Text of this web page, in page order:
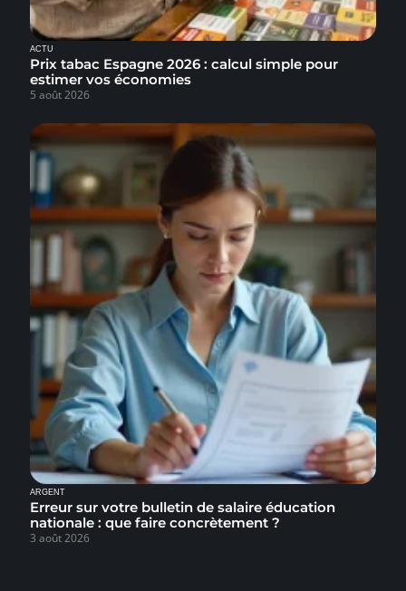
ACTU
Prix tabac Espagne 2026 : calcul simple pour
estimer vos économies
5 août 2026
ARGENT
Erreur sur votre bulletin de salaire éducation
nationale : que faire concrètement ?
3 août 2026